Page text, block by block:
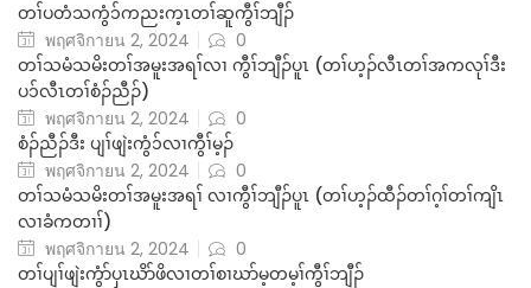
တၢ်ပတံသကွံ၁်ကညးက့ၤတၢ်ဆူကွီၢ်ဘျီၣ်
พฤศจิกายน 2, 2024
0
တၢ်သမံသမိးတၢ်အမူးအရၢ်လၢ ကွီၢ်ဘျီၣ်ပူၤ (တၢ်ဟ့ၣ်လီၤတၢ်အကလုၢ်ဒီး
ပ၁်လီၤတၢ်စံၣ်ညီၣ်)
พฤศจิกายน 2, 2024
0
စံၣ်ညီၣ်ဒီး ပျၢ်ဖျဲးကွံ၁်လၢကွီၢ်မ့ၣ်
พฤศจิกายน 2, 2024
0
တၢ်သမံသမိးတၢ်အမူးအရၢ် လၢကွီၢ်ဘျီၣ်ပူၤ (တၢ်ဟ့ၣ်ထီၣ်တၢ်ဂ့ၢ်တၢ်ကျိၤ
လၢခံကတၢၢ်)
พฤศจิกายน 2, 2024
0
တၢ်ပျၢ်ဖျဲးကွံာ်ပှၤဃိာ်ဖိလၢတၢ်စၢဃာ်မ့တမ့ၢ်ကွီၢ်ဘျီၣ်